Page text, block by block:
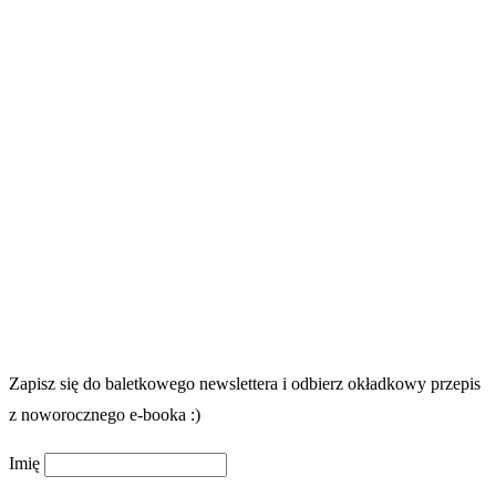
Zapisz się do baletkowego newslettera i odbierz okładkowy przepis
z noworocznego e-booka :)
Imię